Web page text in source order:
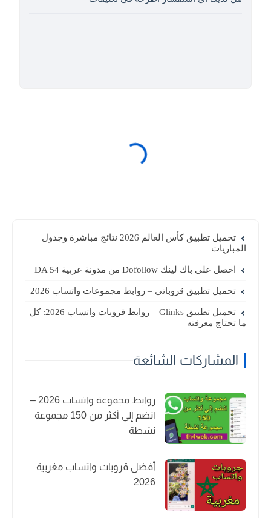
تحميل تطبيق كأس العالم 2026 نتائج مباشرة وجدول
المباريات
احصل على باك لينك Dofollow من مدونة عربية DA 54
تحميل تطبيق قروباتي – روابط مجموعات واتساب 2026
تحميل تطبيق Glinks – روابط قروبات واتساب 2026: كل
ما تحتاج معرفته
المشاركات الشائعة
روابط مجموعة واتساب 2026 –
انضم إلى أكثر من 150 مجموعة
نشطة
أفضل قروبات واتساب مغربية
2026